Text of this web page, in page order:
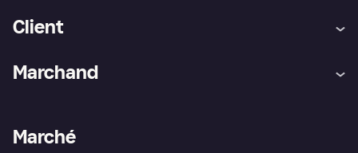
Client
Explorez les magasins
Marchand
Portail Marchand
Marché